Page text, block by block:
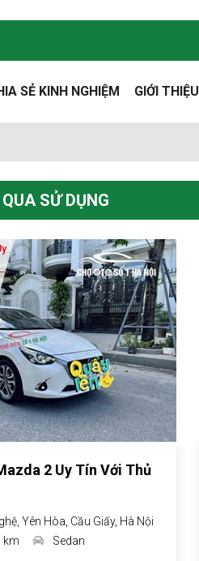
SẺ KINH NGHIỆM GIỚI THIỆU
SỬ DỤNG
2 Uy Tín Với Thủ
Yên Hòa, Cầu Giấy, Hà Nội
km Sedan